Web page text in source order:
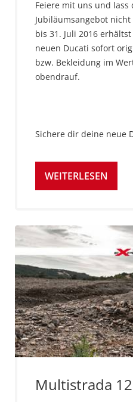
Feiere mit uns und lass
Jubiläumsangebot
bis 31. Juli 2016
neuen Ducati sofort
bzw. Bekleidung im
obendrauf.
Sichere dir deine neue
WEITERLESEN
Multistrada